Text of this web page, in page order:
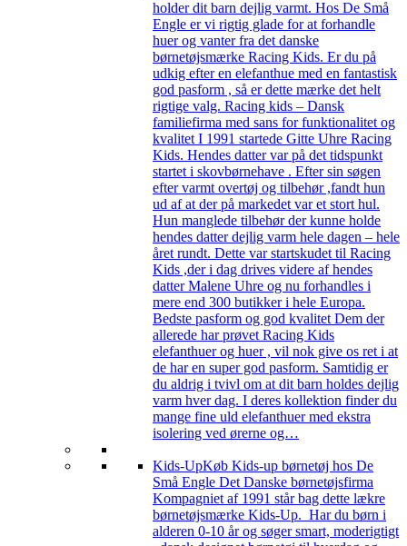
holder dit barn dejlig varmt. Hos De Små
Engle er vi rigtig glade for at forhandle
huer og vanter fra det danske
børnetøjsmærke Racing Kids. Er du på
udkig efter en elefanthue med en fantastisk
god pasform , så er dette mærke det helt
rigtige valg. Racing kids – Dansk
familiefirma med sans for funktionalitet og
kvalitet I 1991 startede Gitte Uhre Racing
Kids. Hendes datter var på det tidspunkt
startet i skovbørnehave . Efter sin søgen
efter varmt overtøj og tilbehør ,fandt hun
ud af at der på markedet var et stort hul.
Hun manglede tilbehør der kunne holde
hendes datter dejlig varm hele dagen – hele
året rundt. Dette var startskudet til Racing
Kids ,der i dag drives videre af hendes
datter Malene Uhre og nu forhandles i
mere end 300 butikker i hele Europa.
Bedste pasform og god kvalitet Dem der
allerede har prøvet Racing Kids
elefanthuer og huer , vil nok give os ret i at
de har en super god pasform. Samtidig er
du aldrig i tvivl om at dit barn holdes dejlig
varm hver dag. I deres kollektion finder du
mange fine uld elefanthuer med ekstra
isolering ved ørerne og…
Kids-UpKøb Kids-up børnetøj hos De
Små Engle Det Danske børnetøjsfirma
Kompagniet af 1991 står bag dette lækre
børnetøjsmærke Kids-Up. Har du børn i
alderen 0-10 år og søger smart, moderigtigt